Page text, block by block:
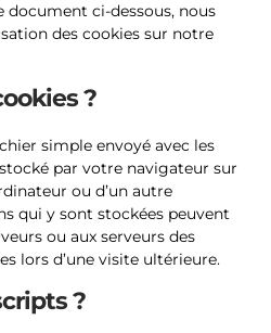
document ci-dessous, nous
des cookies sur notre
?
simple envoyé avec les
par votre navigateur sur
ou d’un autre
qui y sont stockées peuvent
ou aux serveurs des
lors d’une visite ultérieure.
?